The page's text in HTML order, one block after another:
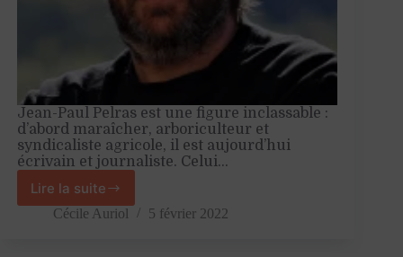
Jean-Paul Pelras est une figure inclassable :
d’abord maraîcher, arboriculteur et
syndicaliste agricole, il est aujourd’hui
écrivain et journaliste. Celui…
Lire la suite
«
Notre
Cécile Auriol 5 février 2022